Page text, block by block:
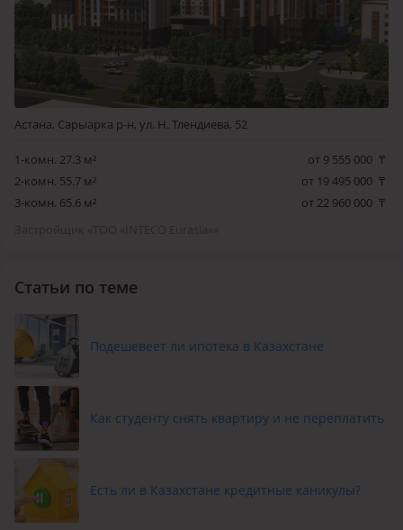
Астана, Сарыарка р-н, ул. Н. Тлендиева, 52
1-комн. 27.3 м² от 9 555 000 ₸
2-комн. 55.7 м²
от 19 495 000 ₸
3-комн. 65.6 м²
от 22 960 000 ₸
Статьи по теме
Подешевеет ли ипотека в Казахстане
Как студенту снять квартиру и не переплатить
Есть ли в Казахстане кредитные каникулы?